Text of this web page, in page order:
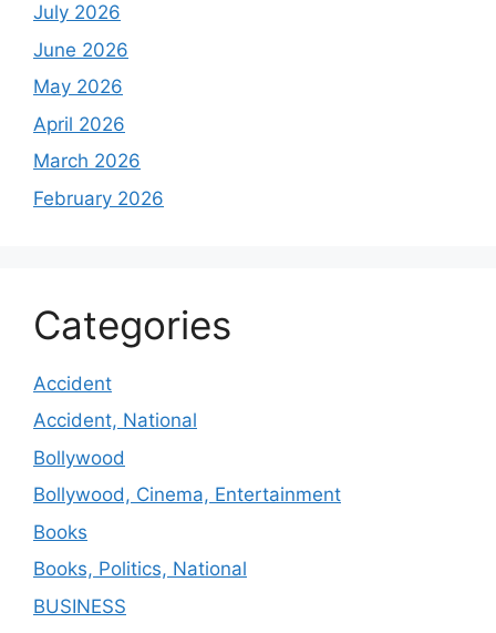
July 2026
June 2026
May 2026
April 2026
March 2026
February 2026
Categories
Accident
Accident, National
Bollywood
Bollywood, Cinema, Entertainment
Books
Books, Politics, National
BUSINESS